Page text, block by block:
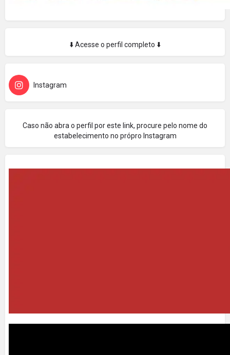
⬇️ Acesse o perfil completo ⬇️
Instagram
Caso não abra o perfil por este link, procure pelo nome do
estabelecimento no própro Instagram